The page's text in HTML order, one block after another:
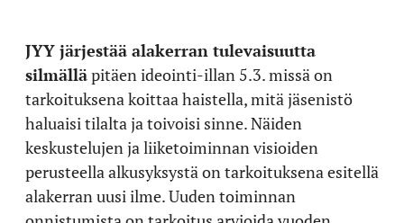
JYY järjestää alakerran tulevaisuutta
silmälläpitäen ideointi-illan 5.3. missä on
tarkoituksena koittaa haistella, mitä jäsenistö
haluaisi tilalta ja toivoisi sinne. Näiden
keskustelujen ja liiketoiminnan visioiden
perusteella alkusyksystä on tarkoituksena esitellä
alakerran uusi ilme. Uuden toiminnan